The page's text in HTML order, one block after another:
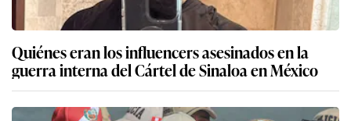
Quiénes eran los influencers asesinados en la
guerra interna del Cártel de Sinaloa en México